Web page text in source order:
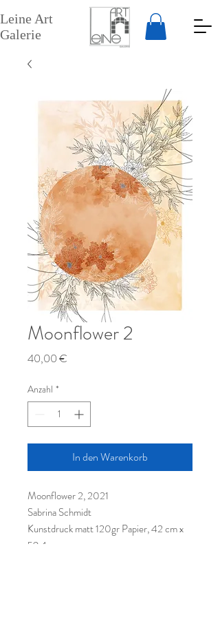
Leine Art
Galerie
Moonflower 2
40,00 €
Anzahl *
In den Warenkorb
Moonflower 2, 2021
Sabrina Schmidt
Kunstdruck matt 120gr Papier, 42 cm x
59,4cm